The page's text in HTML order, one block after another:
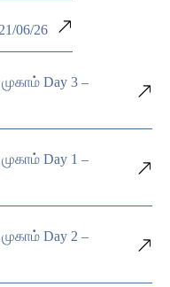
06/26
Day 3 –
Day 1 –
Day 2 –